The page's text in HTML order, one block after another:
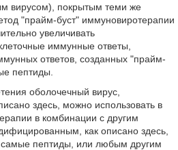
вирусом), покрытым теми же
"прайм-буст" иммуновиротерапии
увеличивать
иммунные ответы,
ответов, созданных "прайм-
пептиды.
оболочечный вирус,
здесь, можно использовать в
в комбинации с другим
как описано здесь,
пептиды, или любым другим